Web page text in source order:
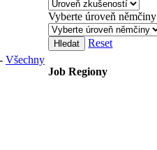
Všechny
Vyberte úroveň němčiny
Hledat Reset
Job Regiony